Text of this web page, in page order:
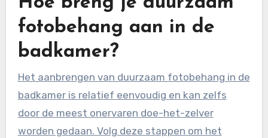
fotobehang aan in de
badkamer?
Het aanbrengen van duurzaam fotobehang in de
badkamer is relatief eenvoudig en kan zelfs
door de meest onervaren doe-het-zelver
worden gedaan. Volg deze stappen om het